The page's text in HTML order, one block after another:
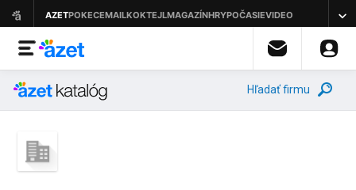
Hľadať firmu